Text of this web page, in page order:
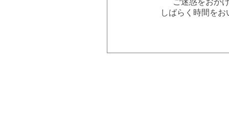
ご迷惑をおか
しばらく時間を